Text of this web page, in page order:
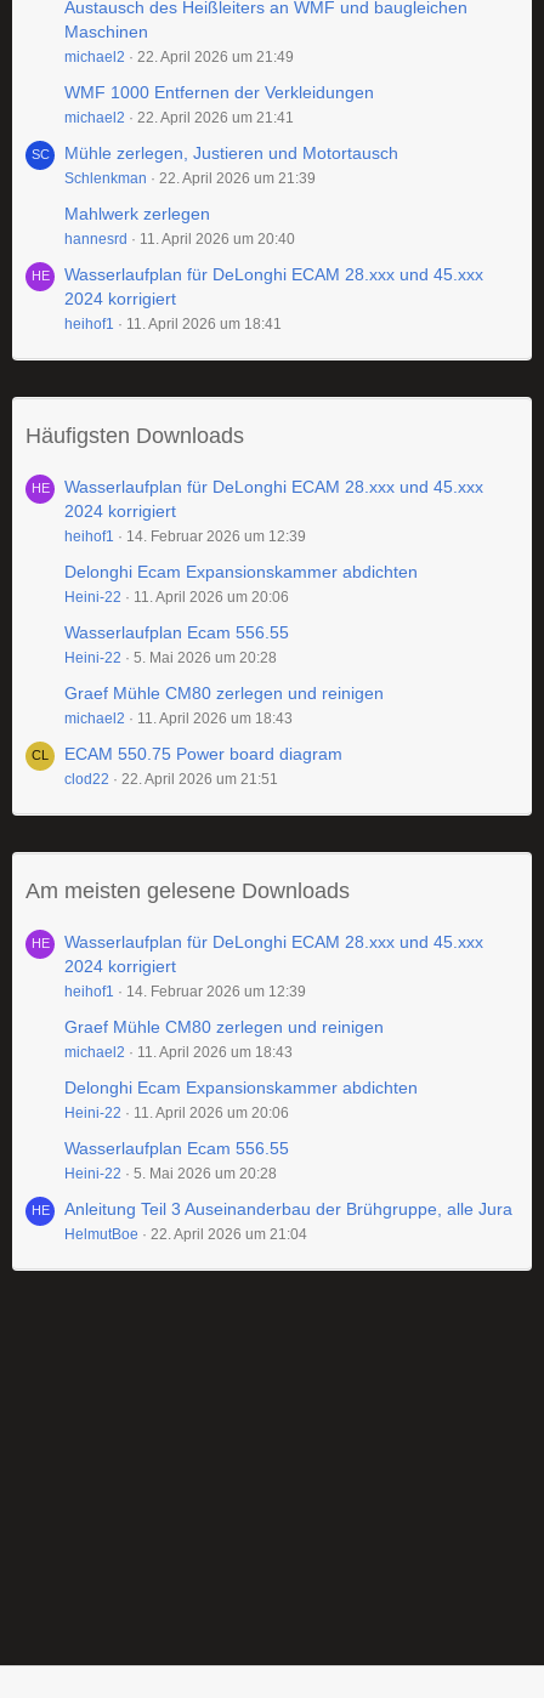
Austausch des Heißleiters an WMF und baugleichen
Maschinen
michael2 22. April 2026 um 21:49
WMF 1000 Entfernen der Verkleidungen
michael2 22. April 2026 um 21:41
Mühle zerlegen, Justieren und Motortausch
Schlenkman 22. April 2026 um 21:39
Mahlwerk zerlegen
hannesrd 11. April 2026 um 20:40
Wasserlaufplan für DeLonghi ECAM 28.xxx und 45.xxx
2024 korrigiert
heihof1 11. April 2026 um 18:41
Häufigsten Downloads
Wasserlaufplan für DeLonghi ECAM 28.xxx und 45.xxx
2024 korrigiert
heihof1 14. Februar 2026 um 12:39
Delonghi Ecam Expansionskammer abdichten
Heini-22 11. April 2026 um 20:06
Wasserlaufplan Ecam 556.55
Heini-22 5. Mai 2026 um 20:28
Graef Mühle CM80 zerlegen und reinigen
michael2 11. April 2026 um 18:43
ECAM 550.75 Power board diagram
clod22 22. April 2026 um 21:51
Am meisten gelesene Downloads
Wasserlaufplan für DeLonghi ECAM 28.xxx und 45.xxx
2024 korrigiert
heihof1 14. Februar 2026 um 12:39
Graef Mühle CM80 zerlegen und reinigen
michael2 11. April 2026 um 18:43
Delonghi Ecam Expansionskammer abdichten
Heini-22 11. April 2026 um 20:06
Wasserlaufplan Ecam 556.55
Heini-22 5. Mai 2026 um 20:28
Anleitung Teil 3 Auseinanderbau der Brühgruppe, alle Jura
HelmutBoe 22. April 2026 um 21:04